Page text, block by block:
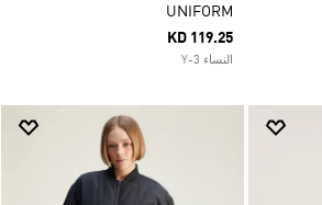
UNIFORM
KD 119.25
النساء Y-3